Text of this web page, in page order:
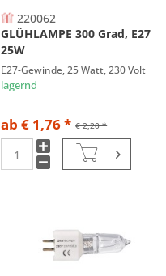
220062
GLÜHLAMPE 300 Grad, E27
25W
E27-Gewinde, 25 Watt, 230 Volt
lagernd
€ 2,20 *
ab € 1,76 *